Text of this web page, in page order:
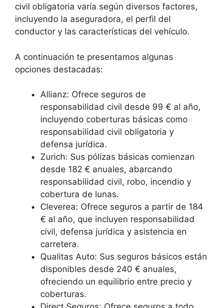
civil obligatoria varía según diversos factores,
incluyendo la aseguradora, el perfil del
conductor y las características del vehículo.
A continuación te presentamos algunas
opciones destacadas:
Allianz: Ofrece seguros de
responsabilidad civil desde 99 € al año,
incluyendo coberturas básicas como
responsabilidad civil obligatoria y
defensa jurídica.
Zurich: Sus pólizas básicas comienzan
desde 182 € anuales, abarcando
responsabilidad civil, robo, incendio y
cobertura de lunas.
Cleverea: Ofrece seguros a partir de 184
€ al año, que incluyen responsabilidad
civil, defensa jurídica y asistencia en
carretera.
Qualitas Auto: Sus seguros básicos están
disponibles desde 240 € anuales,
ofreciendo un equilibrio entre precio y
coberturas.